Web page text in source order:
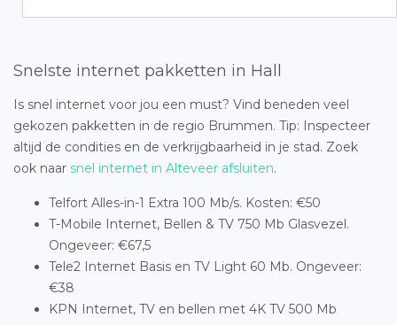
Snelste internet pakketten in Hall
Is snel internet voor jou een must? Vind beneden veel
gekozen pakketten in de regio Brummen. Tip: Inspecteer
altijd de condities en de verkrijgbaarheid in je stad. Zoek
ook naar snel internet in Alteveer afsluiten.
Telfort Alles-in-1 Extra 100 Mb/s. Kosten: €50
T-Mobile Internet, Bellen & TV 750 Mb Glasvezel.
Ongeveer: €67,5
Tele2 Internet Basis en TV Light 60 Mb. Ongeveer:
€38
KPN Internet, TV en bellen met 4K TV 500 Mb